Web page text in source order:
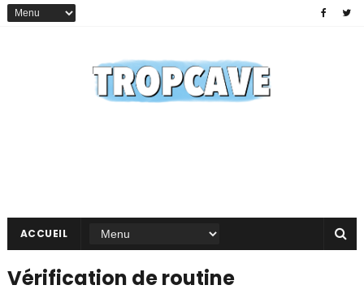
ACCUEIL
Vérification de routine